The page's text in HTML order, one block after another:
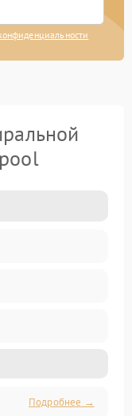
Подробнее →